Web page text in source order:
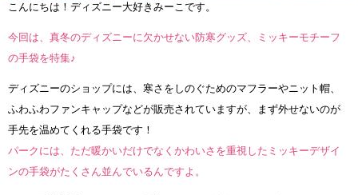
こんにちは！ディズニー大好きみーこです。
今回は、真冬のディズニーに欠かせない防寒グッズ、ミッキーモチーフ
の手袋を特集♪
ディズニーのショップには、寒さをしのぐためのマフラーやニット帽、
ふわふわファンキャップなどが販売されていますが、まず外せないのが
手先を温めてくれる手袋です！
パークには、ただ暖かいだけでなくかわいさを重視したミッキーデザイ
ンの手袋がたくさん並んでいるんですよ。